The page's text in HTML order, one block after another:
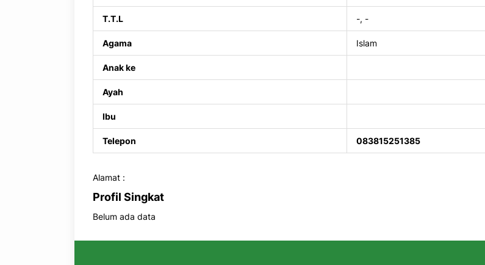
T.T.L -, -
Agama Islam
Anak ke
Ayah
Ibu
Telepon 083815251385
Alamat :
Profil Singkat
Belum ada data